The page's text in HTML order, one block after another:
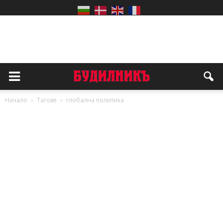
Начало Тагове глобална политика